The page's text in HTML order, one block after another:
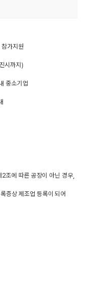
가지원
시까지)
중소기업
2조에 따른 공장이 아닌 경우,
증상 제조업 등록이 되어